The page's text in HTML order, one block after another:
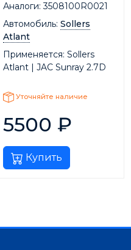
Аналоги: 3508100R0021
Автомобиль: Sollers
Atlant
Применяется: Sollers
Atlant | JAC Sunray 2.7D
Уточняйте наличие
5500 ₽
Купить